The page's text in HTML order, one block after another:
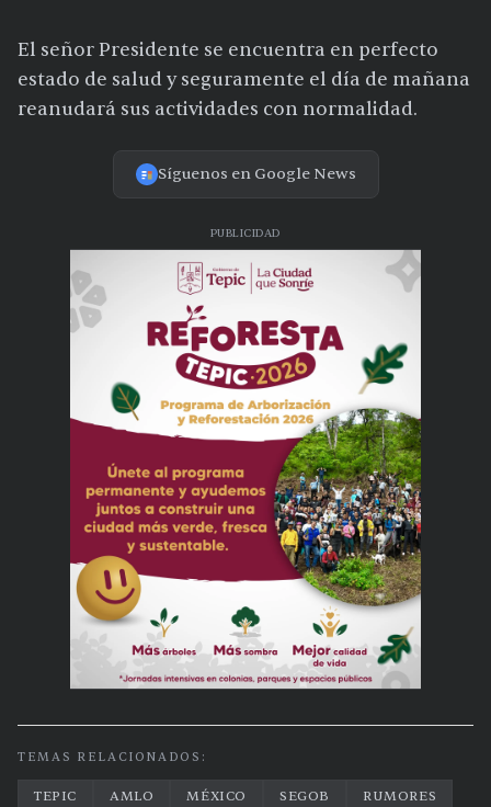
El señor Presidente se encuentra en perfecto
estado de salud y seguramente el día de mañana
reanudará sus actividades con normalidad.
Síguenos en Google News
PUBLICIDAD
TEMAS RELACIONADOS:
TEPIC AMLO MÉXICO SEGOB RUMORES